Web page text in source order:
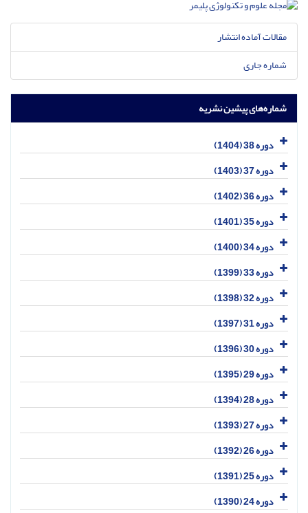
مقالات آماده انتشار
شماره جاری
شماره‌های پیشین نشریه
دوره 38 (1404)
دوره 37 (1403)
دوره 36 (1402)
دوره 35 (1401)
دوره 34 (1400)
دوره 33 (1399)
دوره 32 (1398)
دوره 31 (1397)
دوره 30 (1396)
دوره 29 (1395)
دوره 28 (1394)
دوره 27 (1393)
دوره 26 (1392)
دوره 25 (1391)
دوره 24 (1390)